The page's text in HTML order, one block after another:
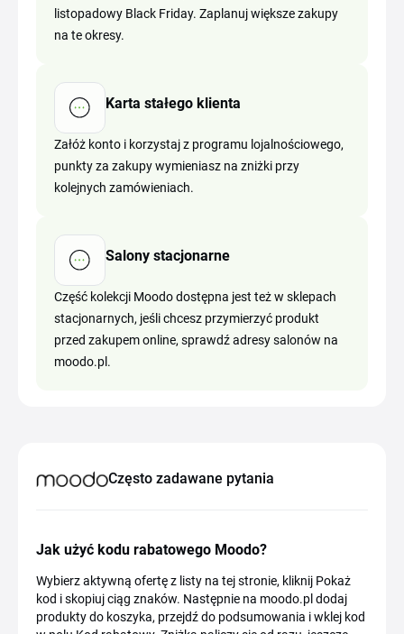
listopadowy Black Friday. Zaplanuj większe zakupy
na te okresy.
Karta stałego klienta
Załóż konto i korzystaj z programu lojalnościowego,
punkty za zakupy wymieniasz na zniżki przy
kolejnych zamówieniach.
Salony stacjonarne
Część kolekcji Moodo dostępna jest też w sklepach
stacjonarnych, jeśli chcesz przymierzyć produkt
przed zakupem online, sprawdź adresy salonów na
moodo.pl.
Często zadawane pytania
Jak użyć kodu rabatowego Moodo?
Wybierz aktywną ofertę z listy na tej stronie, kliknij Pokaż
kod i skopiuj ciąg znaków. Następnie na moodo.pl dodaj
produkty do koszyka, przejdź do podsumowania i wklej kod